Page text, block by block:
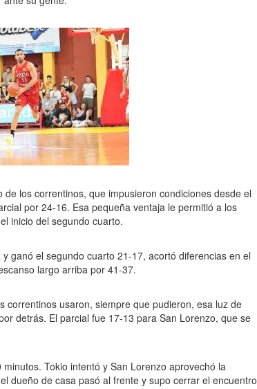
los correntinos, que impusieron condiciones desde el
por 24-16. Esa pequeña ventaja le permitió a los
inicio del segundo cuarto.
ganó el segundo cuarto 21-17, acortó diferencias en el
largo arriba por 41-37.
correntinos usaron, siempre que pudieron, esa luz de
detrás. El parcial fue 17-13 para San Lorenzo, que se
Tokio intentó y San Lorenzo aprovechó la
dueño de casa pasó al frente y supo cerrar el encuentro